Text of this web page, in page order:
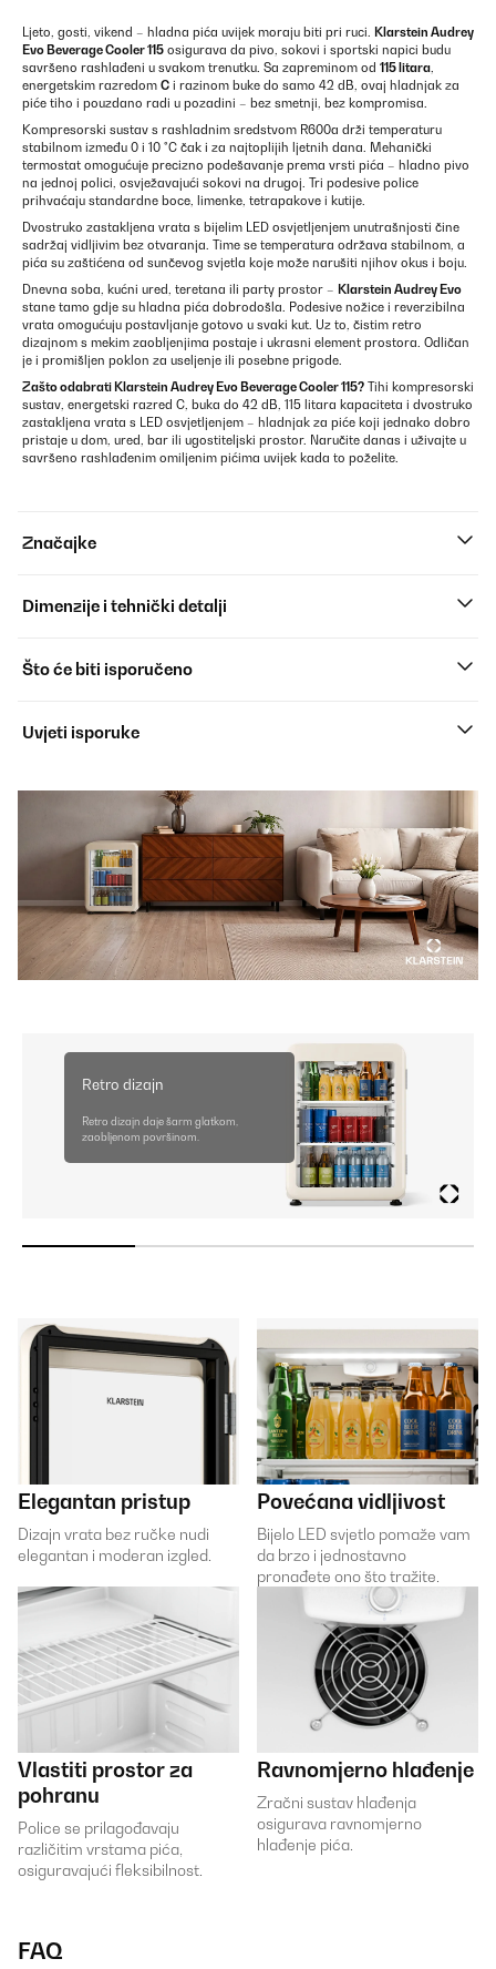
Ljeto, gosti, vikend – hladna pića uvijek moraju biti pri ruci. Klarstein Audrey
Evo Beverage Cooler 115 osigurava da pivo, sokovi i sportski napici budu
savršeno rashlađeni u svakom trenutku. Sa zapreminom od 115 litara,
energetskim razredom C i razinom buke do samo 42 dB, ovaj hladnjak za
piće tiho i pouzdano radi u pozadini – bez smetnji, bez kompromisa.
Kompresorski sustav s rashladnim sredstvom R600a drži temperaturu
stabilnom između 0 i 10 °C čak i za najtoplijih ljetnih dana. Mehanički
termostat omogućuje precizno podešavanje prema vrsti pića – hladno pivo
na jednoj polici, osvježavajući sokovi na drugoj. Tri podesive police
prihvaćaju standardne boce, limenke, tetrapakove i kutije.
Dvostruko zastakljena vrata s bijelim LED osvjetljenjem unutrašnjosti čine
sadržaj vidljivim bez otvaranja. Time se temperatura održava stabilnom, a
pića su zaštićena od sunčevog svjetla koje može narušiti njihov okus i boju.
Dnevna soba, kućni ured, teretana ili party prostor – Klarstein Audrey Evo
stane tamo gdje su hladna pića dobrodošla. Podesive nožice i reverzibilna
vrata omogućuju postavljanje gotovo u svaki kut. Uz to, čistim retro
dizajnom s mekim zaobljenjima postaje i ukrasni element prostora. Odličan
je i promišljen poklon za useljenje ili posebne prigode.
Zašto odabrati Klarstein Audrey Evo Beverage Cooler 115? Tihi kompresorski
sustav, energetski razred C, buka do 42 dB, 115 litara kapaciteta i dvostruko
zastakljena vrata s LED osvjetljenjem – hladnjak za piće koji jednako dobro
pristaje u dom, ured, bar ili ugostiteljski prostor. Naručite danas i uživajte u
savršeno rashlađenim omiljenim pićima uvijek kada to poželite.
Značajke
Dimenzije i tehnički detalji
Što će biti isporučeno
Uvjeti isporuke
Retro dizajn
Retro dizajn daje šarm glatkom,
zaobljenom površinom.
Elegantan pristup
Dizajn vrata bez ručke nudi
elegantan i moderan izgled.
Povećana vidljivost
Bijelo LED svjetlo pomaže vam
da brzo i jednostavno
pronađete ono što tražite.
Vlastiti prostor za
pohranu
Police se prilagođavaju
različitim vrstama pića,
osiguravajući fleksibilnost.
Ravnomjerno hlađenje
Zračni sustav hlađenja
osigurava ravnomjerno
hlađenje pića.
FAQ